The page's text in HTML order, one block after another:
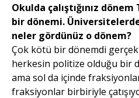
Okulda çalıştığınız
bir dönemi.
neler gördünüz o dönem?
Çok kötü bir dönemdi
herkesin politize olduğu bir
ama sol da içinde
fraksiyonlar birbiriyle